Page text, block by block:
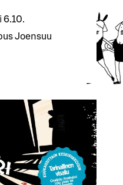
6.10.
Joensuu